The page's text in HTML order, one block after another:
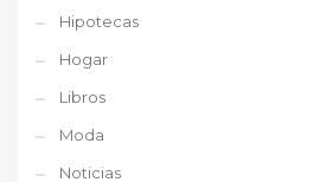
Hipotecas
Hogar
Libros
Moda
Noticias